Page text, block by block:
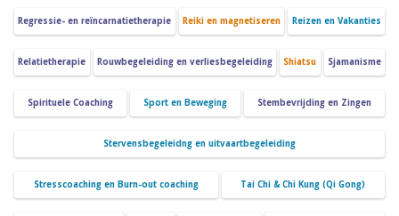
Regressie- en reïncarnatietherapie Reiki en magnetiseren Reizen en Vakanties
Relatietherapie Rouwbegeleiding en verliesbegeleiding Shiatsu Sjamanisme
Spirituele Coaching Sport en Beweging Stembevrijding en Zingen
Stervensbegeleidng en uitvaartbegeleiding
Stresscoaching en Burn-out coaching Tai Chi & Chi Kung (Qi Gong)